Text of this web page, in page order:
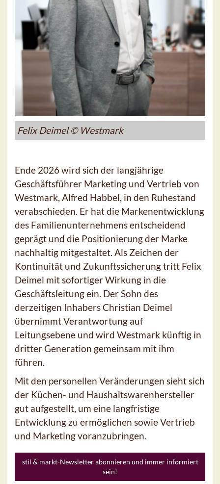
Felix Deimel © Westmark
Ende 2026 wird sich der langjährige
Geschäftsführer Marketing und Vertrieb von
Westmark, Alfred Habbel, in den Ruhestand
verabschieden. Er hat die Markenentwicklung
des Familienunternehmens entscheidend
geprägt und die Positionierung der Marke
nachhaltig mitgestaltet. Als Zeichen der
Kontinuität und Zukunftssicherung tritt Felix
Deimel mit sofortiger Wirkung in die
Geschäftsleitung ein. Der Sohn des
derzeitigen Inhabers Christian Deimel
übernimmt Verantwortung auf
Leitungsebene und wird Westmark künftig in
dritter Generation gemeinsam mit ihm
führen.
Mit den personellen Veränderungen sieht sich
der Küchen- und Haushaltswarenhersteller
gut aufgestellt, um eine langfristige
Entwicklung zu ermöglichen sowie Vertrieb
und Marketing voranzubringen.
stil & markt-Newsletter abonnieren und immer informiert
sein!